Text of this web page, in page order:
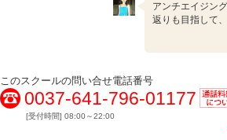
アンチエイジン
返りも目指して
このスクールの問い合せ電話番号
0037-641-796-01177
[受付時間] 08:00～22:00